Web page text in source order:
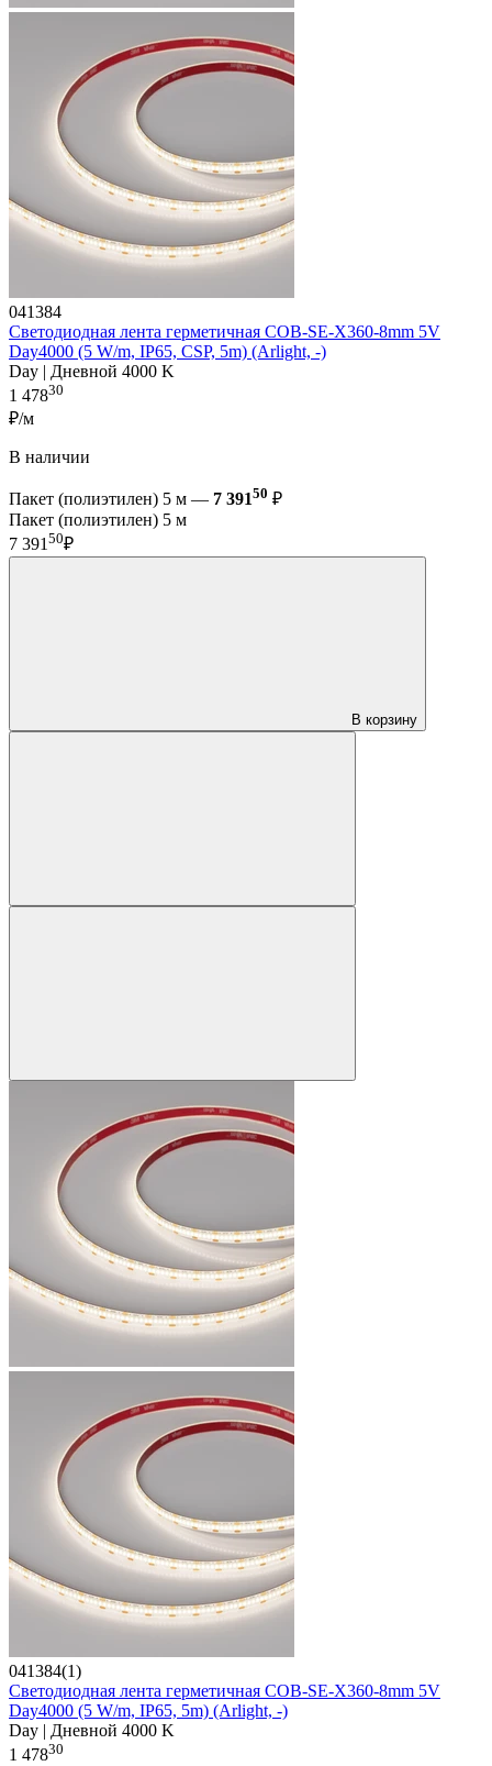
041384
Светодиодная лента герметичная COB-SE-X360-8mm 5V
Day4000 (5 W/m, IP65, CSP, 5m) (Arlight, -)
Day | Дневной 4000 K
1 47830
₽/м
В наличии
Пакет (полиэтилен) 5 м — 7 39150 ₽
Пакет (полиэтилен) 5 м
7 39150₽
В корзину
041384(1)
Светодиодная лента герметичная COB-SE-X360-8mm 5V
Day4000 (5 W/m, IP65, 5m) (Arlight, -)
Day | Дневной 4000 K
1 47830